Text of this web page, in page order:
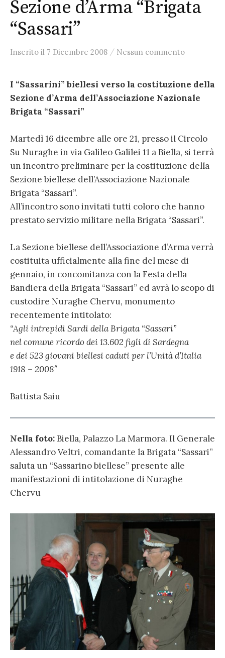
Sezione d’Arma “Brigata
“Sassari”
Inserito il 7 Dicembre 2008 / Nessun commento
I “Sassarini” biellesi verso la costituzione della
Sezione d’Arma dell’Associazione Nazionale
Brigata “Sassari”
Martedì 16 dicembre alle ore 21, presso il Circolo
Su Nuraghe in via Galileo Galilei 11 a Biella, si terrà
un incontro preliminare per la costituzione della
Sezione biellese dell’Associazione Nazionale
Brigata “Sassari”.
All’incontro sono invitati tutti coloro che hanno
prestato servizio militare nella Brigata “Sassari”.
La Sezione biellese dell’Associazione d’Arma verrà
costituita ufficialmente alla fine del mese di
gennaio, in concomitanza con la Festa della
Bandiera della Brigata “Sassari” ed avrà lo scopo di
custodire Nuraghe Chervu, monumento
recentemente intitolato:
“Agli intrepidi Sardi della Brigata “Sassari”
nel comune ricordo dei 13.602 figli di Sardegna
e dei 523 giovani biellesi caduti per l’Unità d’Italia
1918 – 2008″
Battista Saiu
Nella foto:Biella, Palazzo La Marmora. Il Generale
Alessandro Veltri, comandante la Brigata “Sassari”
saluta un “Sassarino biellese” presente alle
manifestazioni di intitolazione di Nuraghe
Chervu